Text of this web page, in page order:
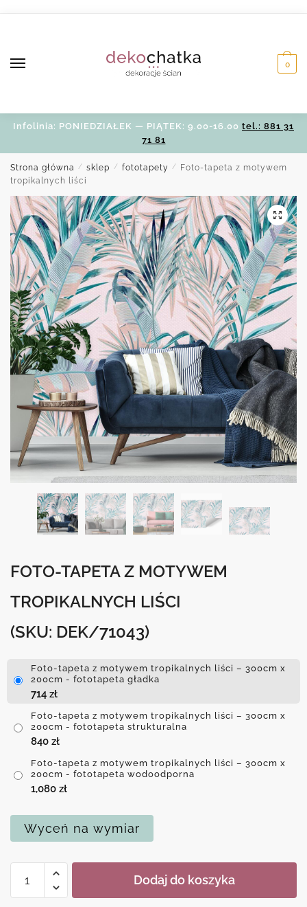
0
Infolinia: PONIEDZIAŁEK — PIĄTEK: 9.00-16.00 tel.: 881 31
71 81
Strona główna / sklep / fototapety /
Foto-tapeta z motywem
tropikalnych liści
FOTO-TAPETA Z MOTYWEM
TROPIKALNYCH LIŚCI
(SKU: DEK/71043)
Foto-tapeta z motywem tropikalnych liści – 300cm x
200cm - fototapeta gładka
714 zł
Foto-tapeta z motywem tropikalnych liści – 300cm x
200cm - fototapeta strukturalna
840 zł
Foto-tapeta z motywem tropikalnych liści – 300cm x
200cm - fototapeta wodoodporna
1,080 zł
Wyceń na wymiar
Foto-
Dodaj do koszyka